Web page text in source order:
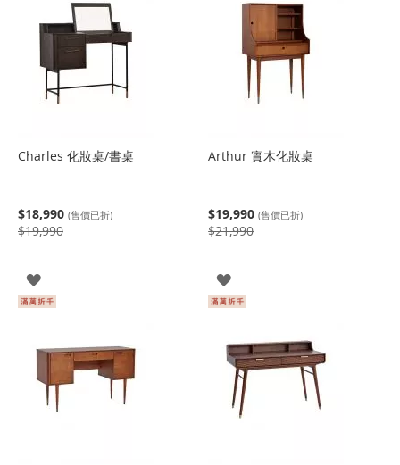
Charles 化妝桌/書桌
$18,990 (售價已折)
$19,990
登
入
Arthur 實木化妝桌
$19,990 (售價已折)
$21,990
登
入